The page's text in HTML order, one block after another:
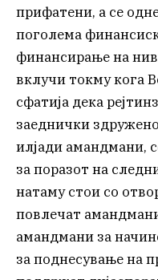
прифатени, а се
поголема
финансирање на
вклучи токму кога
сфатија дека
заеднички
илјади амандмани,
за поразот на
натаму стои со
повлечат
амандмани за
за поднесување на